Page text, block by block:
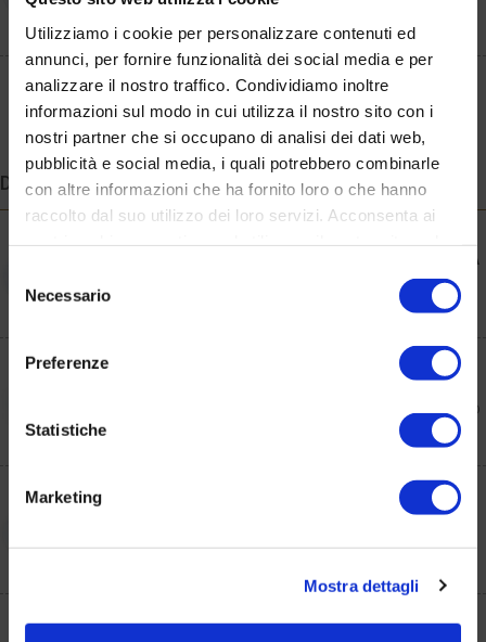
Utilizziamo i cookie per personalizzare contenuti ed
annunci, per fornire funzionalità dei social media e per
analizzare il nostro traffico. Condividiamo inoltre
informazioni sul modo in cui utilizza il nostro sito con i
nostri partner che si occupano di analisi dei dati web,
pubblicità e social media, i quali potrebbero combinarle
con altre informazioni che ha fornito loro o che hanno
raccolto dal suo utilizzo dei loro servizi. Acconsenta ai
delNecessario
Preferenze
Statistiche
Marketing
Mostra dettagli
DOLCI
BIANCOMANGIARE ALLA MANDORLA
Il Tradizionale Dolce Povero Ma Buono
Il Tradizionale Cannolo Siciliano Simbolo
BIANCOMANGIARE AL CARUBBO